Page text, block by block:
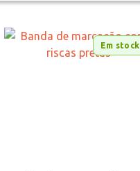
Em stock